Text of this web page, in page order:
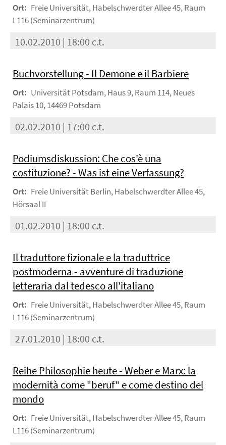
Ort: Freie Universität, Habelschwerdter Allee 45, Raum
L116 (Seminarzentrum)
10.02.2010 | 18:00 c.t.
Buchvorstellung - Il Demone e il Barbiere
Ort: Universität Potsdam, Haus 9, Raum 114, Neues
Palais 10, 14469 Potsdam
02.02.2010 | 17:00 c.t.
Podiumsdiskussion: Che cos'è una
costituzione? - Was ist eine Verfassung?
Ort: Freie Universität Berlin, Habelschwerdter Allee 45,
Hörsaal II
01.02.2010 | 18:00 c.t.
Il traduttore fizionale e la traduttrice
postmoderna - avventure di traduzione
letteraria dal tedesco all'italiano
Ort: Freie Universität, Habelschwerdter Allee 45, Raum
L116 (Seminarzentrum)
27.01.2010 | 18:00 c.t.
Reihe Philosophie heute - Weber e Marx: la
modernità come "beruf" e come destino del
mondo
Ort: Freie Universität, Habelschwerdter Allee 45, Raum
L116 (Seminarzentrum)